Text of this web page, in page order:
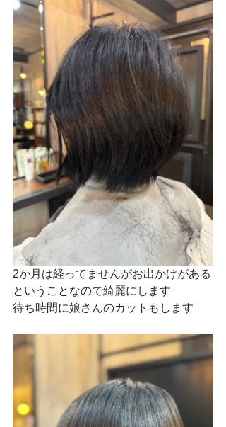
2か月は経ってませんがお出かけがある
ということなので綺麗にします
待ち時間に娘さんのカットもします